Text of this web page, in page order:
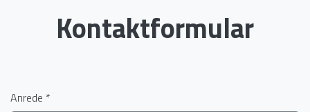
Kontaktformular
Anrede *